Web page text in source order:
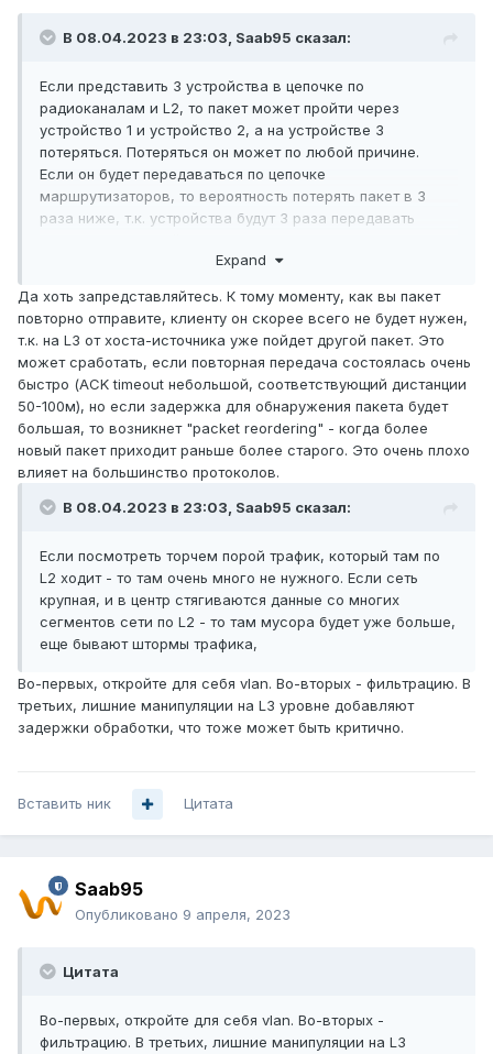
В 08.04.2023 в 23:03, Saab95 сказал:
Если представить 3 устройства в цепочке по
радиоканалам и L2, то пакет может пройти через
устройство 1 и устройство 2, а на устройстве 3
потеряться. Потеряться он может по любой причине.
Если он будет передаваться по цепочке
маршрутизаторов, то вероятность потерять пакет в 3
раза ниже, т.к. устройства будут 3 раза передавать
Expand
Да хоть запредставляйтесь. К тому моменту, как вы пакет
повторно отправите, клиенту он скорее всего не будет нужен,
т.к. на L3 от хоста-источника уже пойдет другой пакет. Это
может сработать, если повторная передача состоялась очень
быстро (ACK timeout небольшой, соответствующий дистанции
50-100м), но если задержка для обнаружения пакета будет
большая, то возникнет "packet reordering" - когда более
новый пакет приходит раньше более старого. Это очень плохо
влияет на большинство протоколов.
В 08.04.2023 в 23:03, Saab95 сказал:
Если посмотреть торчем порой трафик, который там по
L2 ходит - то там очень много не нужного. Если сеть
крупная, и в центр стягиваются данные со многих
сегментов сети по L2 - то там мусора будет уже больше,
еще бывают штормы трафика,
Во-первых, откройте для себя vlan. Во-вторых - фильтрацию. В
третьих, лишние манипуляции на L3 уровне добавляют
задержки обработки, что тоже может быть критично.
Вставить ник Цитата
Saab95
Опубликовано 9 апреля, 2023
Цитата
Во-первых, откройте для себя vlan. Во-вторых -
фильтрацию. В третьих, лишние манипуляции на L3